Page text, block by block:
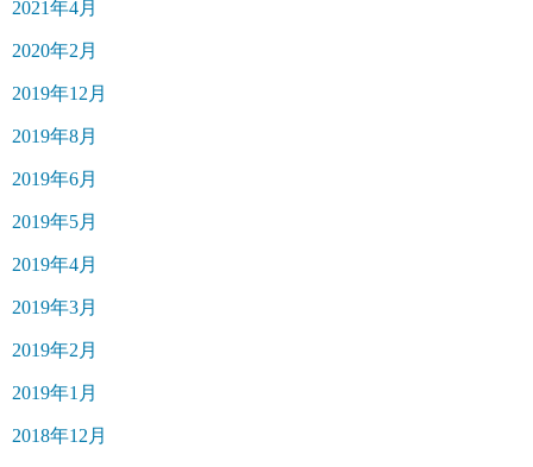
2021年4月
2020年2月
2019年12月
2019年8月
2019年6月
2019年5月
2019年4月
2019年3月
2019年2月
2019年1月
2018年12月